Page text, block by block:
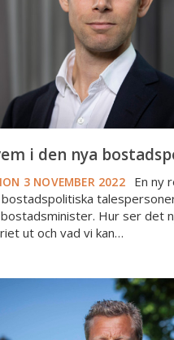
i den nya
3 NOVEMBER 2022
En ny
Hur ser det
ut och vad vi kan…